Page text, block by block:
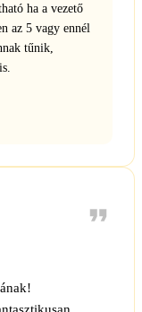
ha a vezető
az 5 vagy ennél
tűnik,